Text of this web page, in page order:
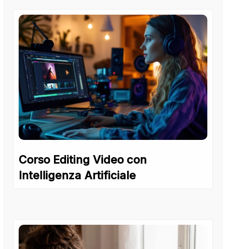
Corso Editing Video con
Intelligenza Artificiale